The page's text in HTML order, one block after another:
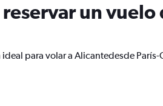
un vuelo
para volar a Alicantedesde